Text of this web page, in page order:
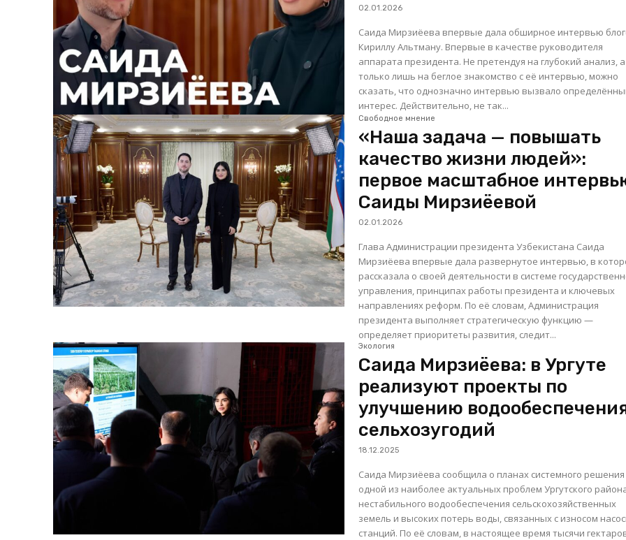
02.01.2026
Саида Мирзиёева впервые дала обширное интервью
Кириллу Альтману. Впервые в качестве руководителя
аппарата президента. Не претендуя на глубокий анализ, а
только лишь на беглое знакомство с её интервью, можно
сказать, что однозначно интервью вызвало
интерес. Действительно, не так...
Свободное мнение
«Наша задача — повышать
качество жизни людей»:
первое масштабное
Саиды Мирзиёевой
02.01.2026
Глава Администрации президента Узбекистана Саида
Мирзиёева впервые дала развернутое интервью, в
рассказала о своей деятельности в системе
управления, принципах работы президента и ключевых
направлениях реформ. По её словам, Администрация
президента выполняет стратегическую функцию —
определяет приоритеты развития, следит...
Экология
Саида Мирзиёева: в Ургуте
реализуют проекты по
улучшению
сельхозугодий
18.12.2025
Саида Мирзиёева сообщила о планах системного решения
одной из наиболее актуальных проблем Ургутского
нестабильного водообеспечения сельскохозяйственных
земель и высоких потерь воды, связанных с износом
станций. По её словам, в настоящее время тысячи гектаров